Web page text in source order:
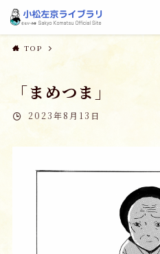
TOP
「まめつま」
2023年8月13日